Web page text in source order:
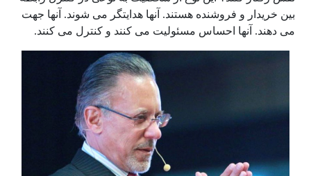
بین خریدار و فروشنده هستند. آنها هدایتگر می شوند. آنها جهت
می دهند. آنها احساس مسئولیت می کنند و کنترل می کنند.